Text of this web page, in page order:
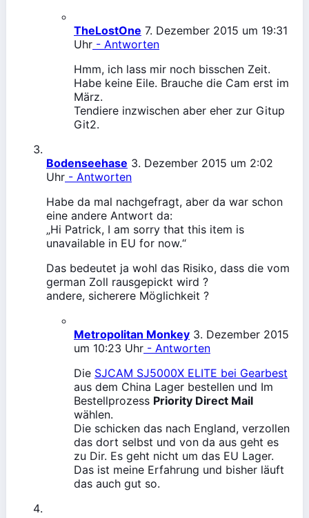
TheLostOne 7. Dezember 2015 um 19:31
Uhr - Antworten
Hmm, ich lass mir noch bisschen Zeit.
Habe keine Eile. Brauche die Cam erst im
März.
Tendiere inzwischen aber eher zur Gitup
Git2.
Bodenseehase 3. Dezember 2015 um 2:02
Uhr - Antworten
Habe da mal nachgefragt, aber da war schon
eine andere Antwort da:
„Hi Patrick, I am sorry that this item is
unavailable in EU for now.“
Das bedeutet ja wohl das Risiko, dass die vom
german Zoll rausgepickt wird ?
andere, sicherere Möglichkeit ?
Metropolitan Monkey 3. Dezember 2015
um 10:23 Uhr - Antworten
Die SJCAM SJ5000X ELITE bei Gearbest
aus dem China Lager bestellen und Im
Bestellprozess Priority Direct Mail
wählen.
Die schicken das nach England, verzollen
das dort selbst und von da aus geht es
zu Dir. Es geht nicht um das EU Lager.
Das ist meine Erfahrung und bisher läuft
das auch gut so.